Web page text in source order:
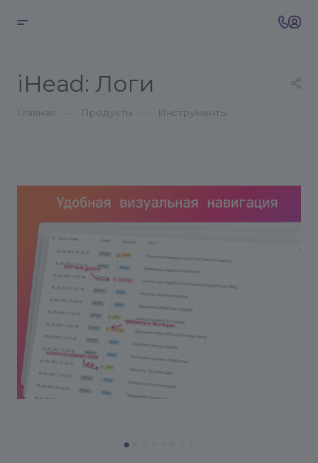
iHead: Логи
Главная Продукты Инструменты